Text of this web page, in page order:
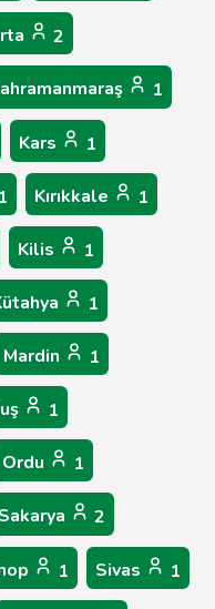
2
1
Kars 1
1 Kırıkkale 1
Kilis 1
1
Mardin 1
1
Ordu 1
Sakarya 2
1 Sivas 1